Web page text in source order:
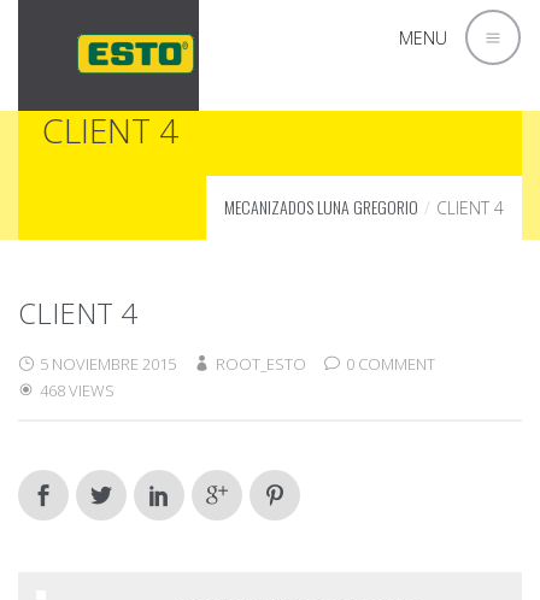
MENU
CLIENT 4
MECANIZADOS LUNA GREGORIO CLIENT 4
CLIENT 4
5 NOVIEMBRE 2015 ROOT_ESTO
0 COMMENT
468 VIEWS